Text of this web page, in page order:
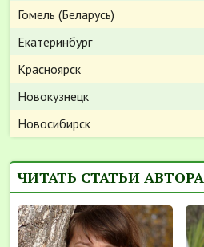
Гомель (Беларусь)
Екатеринбург
Красноярск
Новокузнецк
Новосибирск
ЧИТАТЬ СТАТЬИ АВТОРА